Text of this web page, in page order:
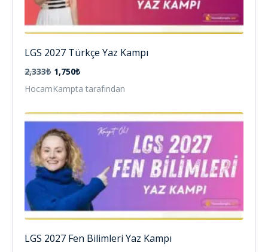
LGS 2027 Türkçe Yaz Kampı
2,333₺ 1,750₺
HocamKampta tarafından
LGS 2027 Fen Bilimleri Yaz Kampı